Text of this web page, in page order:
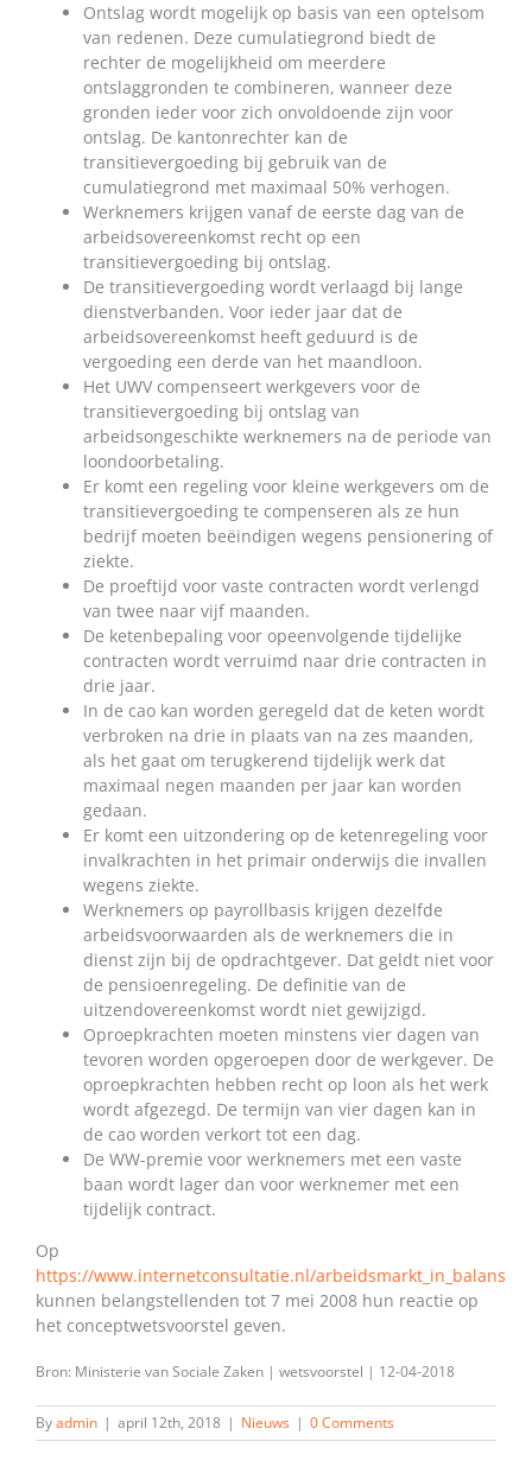
Ontslag wordt mogelijk op basis van een optelsom
van redenen. Deze cumulatiegrond biedt de
rechter de mogelijkheid om meerdere
ontslaggronden te combineren, wanneer deze
gronden ieder voor zich onvoldoende zijn voor
ontslag. De kantonrechter kan de
transitievergoeding bij gebruik van de
cumulatiegrond met maximaal 50% verhogen.
Werknemers krijgen vanaf de eerste dag van de
arbeidsovereenkomst recht op een
transitievergoeding bij ontslag.
De transitievergoeding wordt verlaagd bij lange
dienstverbanden. Voor ieder jaar dat de
arbeidsovereenkomst heeft geduurd is de
vergoeding een derde van het maandloon.
Het UWV compenseert werkgevers voor de
transitievergoeding bij ontslag van
arbeidsongeschikte werknemers na de periode van
loondoorbetaling.
Er komt een regeling voor kleine werkgevers om de
transitievergoeding te compenseren als ze hun
bedrijf moeten beëindigen wegens pensionering of
ziekte.
De proeftijd voor vaste contracten wordt verlengd
van twee naar vijf maanden.
De ketenbepaling voor opeenvolgende tijdelijke
contracten wordt verruimd naar drie contracten in
drie jaar.
In de cao kan worden geregeld dat de keten wordt
verbroken na drie in plaats van na zes maanden,
als het gaat om terugkerend tijdelijk werk dat
maximaal negen maanden per jaar kan worden
gedaan.
Er komt een uitzondering op de ketenregeling voor
invalkrachten in het primair onderwijs die invallen
wegens ziekte.
Werknemers op payrollbasis krijgen dezelfde
arbeidsvoorwaarden als de werknemers die in
dienst zijn bij de opdrachtgever. Dat geldt niet voor
de pensioenregeling. De definitie van de
uitzendovereenkomst wordt niet gewijzigd.
Oproepkrachten moeten minstens vier dagen van
tevoren worden opgeroepen door de werkgever. De
oproepkrachten hebben recht op loon als het werk
wordt afgezegd. De termijn van vier dagen kan in
de cao worden verkort tot een dag.
De WW-premie voor werknemers met een vaste
baan wordt lager dan voor werknemer met een
tijdelijk contract.
Op
https://www.internetconsultatie.nl/arbeidsmarkt_in_balans
kunnen belangstellenden tot 7 mei 2008 hun reactie op
het conceptwetsvoorstel geven.
Bron: Ministerie van Sociale Zaken | wetsvoorstel | 12-04-2018
Byadmin | april 12th, 2018 | Nieuws | 0 Comments